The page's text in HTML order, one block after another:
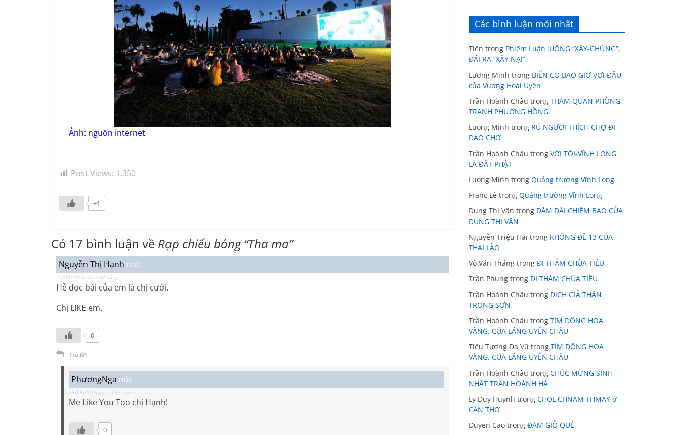
Ảnh: nguồn internet
Post Views: 1.350
+1
Có 17 bình luận về Rạp chiếu bóng “Tha ma”
Nguyễn Thị Hạnh nói:
25/09/2016 lúc 7:07 sáng
Hễ đọc bài của em là chị cười.
Chị LIKE em.
0
Trả lời
PhươngNga nói:
25/09/2016 lúc 10:52 chiều
Me Like You Too chị Hạnh!
0
Các bình luận mới nhất
Tiến trong Phiếm Luận :UỐNG “XÂY-CHỪNG”,
ĐÁI RA “XÂY NẠI”
Lương Minh trong BIỂN CÓ BAO GIỜ VƠI ĐÂU
của Vương Hoài Uyên
Trần Hoành Châu trong THAM QUAN PHÒNG
TRANH PHƯỢNG HỒNG.
Luong Minh trong RỦ NGƯỜI THÍCH CHỢ ĐI
DẠO CHỢ
Trần Hoành Châu trong VỚI TÔI-VĨNH LONG
LÀ ĐẤT PHẬT
Luong Minh trong Quảng trường Vĩnh Long
Franc Lê trong Quảng trường Vĩnh Long
Dung Thị Vân trong DẶM DÀI CHIÊM BAO CỦA
DUNG THỊ VÂN
Nguyễn Triệu Hải trong KHÔNG ĐỀ 13 CỦA
THÁI LÃO
Võ Văn Thắng trong ĐI THĂM CHÙA TIÊU
Trần Phụng trong ĐI THĂM CHÙA TIÊU
Trần Hoành Châu trong DICH GIẢ THÂN
TRỌNG SƠN
Trần Hoành Châu trong TÍM ĐỘNG HOA
VÀNG. CỦA LÃNG UYỂN CHÂU
Tiêu Tương Dạ Vũ trong TÍM ĐỘNG HOA
VÀNG. CỦA LÃNG UYỂN CHÂU
Trần Hoành Châu trong CHÚC MỪNG SINH
NHẬT TRẦN HOÀNH HÀ
Ly Duy Huynh trong CHOL CHNAM THMAY ở
CẦN THƠ
Duyen Cao trong ĐÁM GIỖ QUÊ